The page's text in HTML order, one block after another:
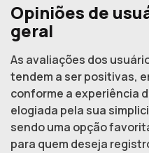
Opiniões de
geral
As avaliações dos
tendem a ser positivas,
conforme a experiência
elogiada pela sua
sendo uma opção
para quem deseja